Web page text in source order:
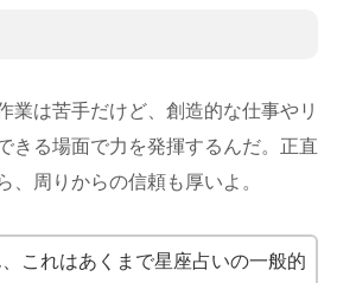
業は苦手だけど、創造的な仕事やリ
きる場面で力を発揮するんだ。正直
、周りからの信頼も厚いよ。
、これはあくまで星座占いの一般的